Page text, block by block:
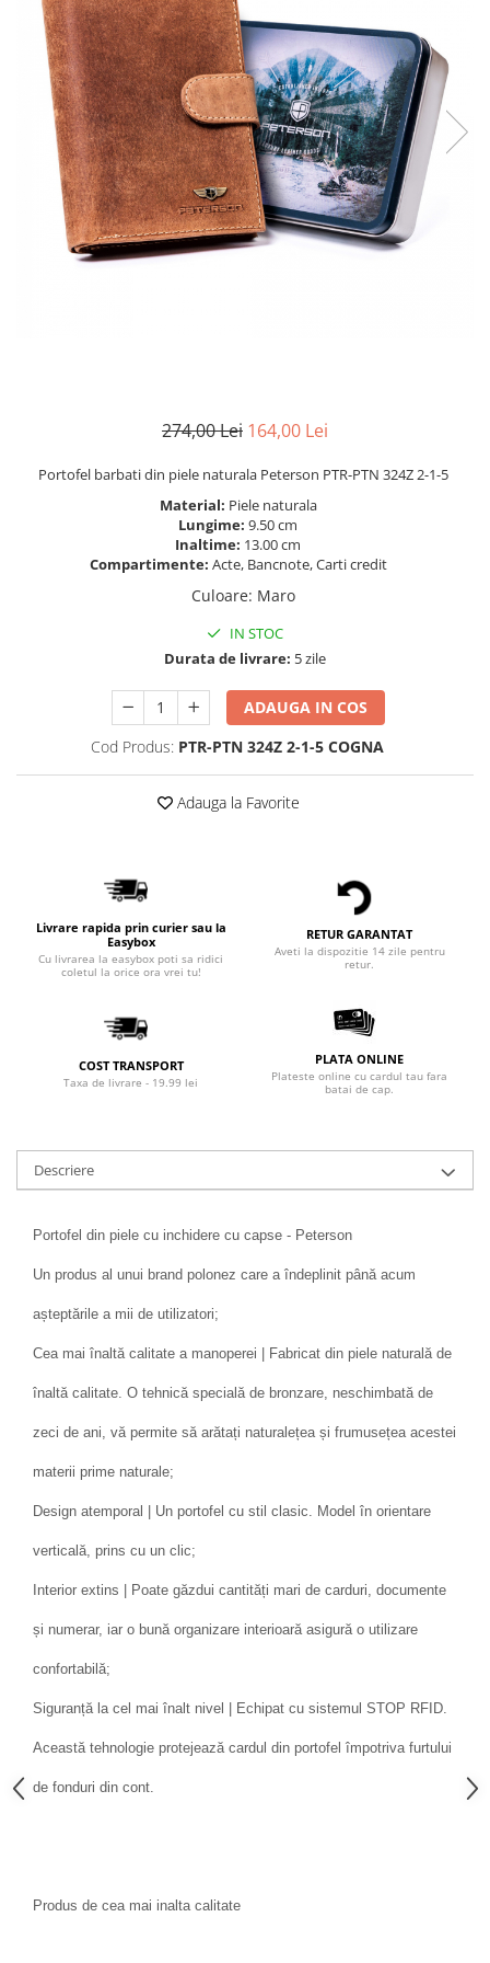
274,00 Lei 164,00 Lei
Portofel barbati din piele naturala Peterson PTR-PTN 324Z 2-1-5
Material: Piele naturala
Lungime: 9.50 cm
Inaltime: 13.00 cm
Compartimente: Acte, Bancnote, Carti credit
Culoare: Maro
IN STOC
Durata de livrare: 5 zile
ADAUGA IN COS
Cod Produs: PTR-PTN 324Z 2-1-5 COGNA
Adauga la Favorite
Livrare rapida prin curier sau la
Easybox
Cu livrarea la easybox poti sa ridici
coletul la orice ora vrei tu!
RETUR GARANTAT
Aveti la dispozitie 14 zile pentru
retur.
COST TRANSPORT
Taxa de livrare - 19.99 lei
PLATA ONLINE
Plateste online cu cardul tau fara
batai de cap.
Descriere
Portofel din piele cu inchidere cu capse - Peterson
Un produs al unui brand polonez care a îndeplinit până acum
așteptările a mii de utilizatori;
Cea mai înaltă calitate a manoperei | Fabricat din piele naturală de
înaltă calitate. O tehnică specială de bronzare, neschimbată de
zeci de ani, vă permite să arătați naturalețea și frumusețea acestei
materii prime naturale;
Design atemporal | Un portofel cu stil clasic. Model în orientare
verticală, prins cu un clic;
Interior extins | Poate găzdui cantități mari de carduri, documente
și numerar, iar o bună organizare interioară asigură o utilizare
confortabilă;
Siguranță la cel mai înalt nivel | Echipat cu sistemul STOP RFID.
Această tehnologie protejează cardul din portofel împotriva furtului
de fonduri din cont.
Produs de cea mai inalta calitate